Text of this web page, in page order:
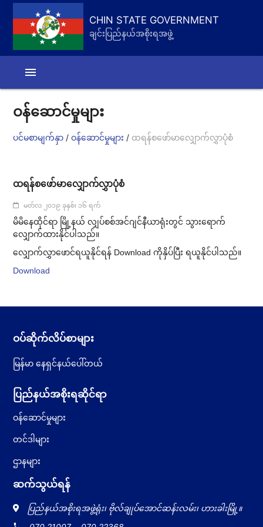
CHIN STATE GOVERNMENT
ချင်းပြည်နယ်အစိုးရအဖွဲ့
menu
ဝန်ဆောင်မှုများ
ပင်မစာမျက်နှာ / ဝန်ဆောင်မှုများ / ထရန်စဖော်မာလျှောက်လွှာပုံစံ
ထရန်စဖော်မာလျှောက်လွှာပုံစံ
မတ်လ ၂၀၁၉ ခုနှစ်၊ ၁၆ ရက်
မိမိ​နေထိုင်ရာ မြို့နယ် လျှပ်စစ်အင်ဂျင်နီယာရုံးတွင် သွားရောက်
လျှောက်ထားနိုင်ပါသည်။
လျှောက်လွှာဖောင်ရယူနိုင်ရန် Download ကိုနှိပ်ပြီး ရယူနိုင်ပါသည်။
Download
ဝပ်ဆိုက်လိပ်စာများ
မြန်မာ နေရှင်နယ်ပေါ်တယ်
ပြည်နယ်အစိုးရဆိုင်ရာ
ဝန်ဆောင်မှုများ
တင်ဒါများ
ဌာနများ
ဆက်သွယ်ရန်
ပြည်နယ်အစိုးရအဖွဲ့ရုံး၊ ဗိုလ်ချုပ်အောင်ဆန်းလမ်း၊ ဟားခါးမြို့။